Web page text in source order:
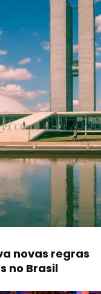
novas regras
no Brasil